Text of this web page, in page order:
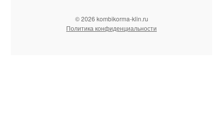
© 2026 kombikorma-klin.ru
Политика конфиденциальности